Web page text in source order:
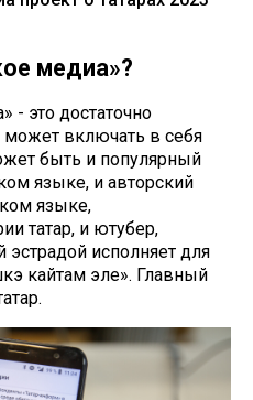
медиа»?
- это достаточно
может включать в себя
быть и популярный
языке, и авторский
языке,
татар, и ютубер,
исполняет для
кайтам эле». Главный